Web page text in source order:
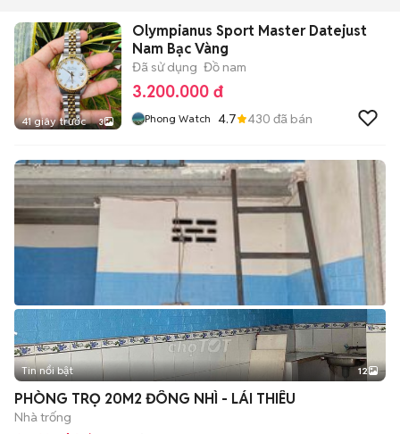
41 giây trước 3
Olympianus Sport Master Datejust
Nam Bạc Vàng
Đã sử dụng Đồ nam
3.200.000 đ
Phong Watch 4.7 430 đã bán
+2
Tin nổi bật 12
PHÒNG TRỌ 20M2 ĐÔNG NHÌ - LÁI THIÊU
Nhà trống